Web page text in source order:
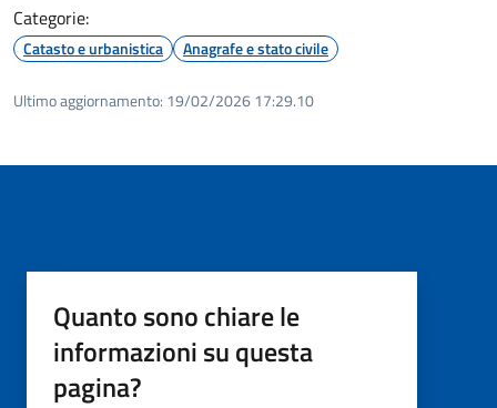
Categorie:
Catasto e urbanistica Anagrafe e stato civile
Ultimo aggiornamento: 19/02/2026 17:29.10
Quanto sono chiare le
informazioni su questa
pagina?